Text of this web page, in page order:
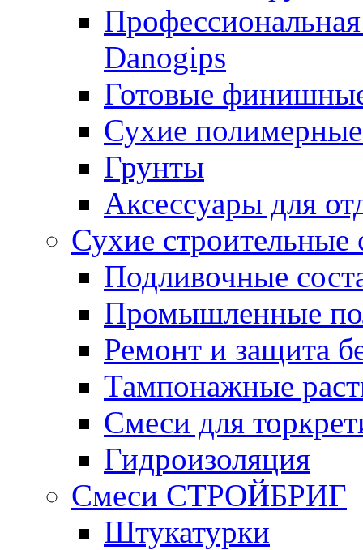
Danogips
Готовые
Сухие
Грунты
Аксессуары для
Сухие строительные
Подливочные
Промышленные
Ремонт и защита
Тампонажные
Смеси для
Гидроизоляция
Смеси СТРОЙБРИГ
Штукатурки